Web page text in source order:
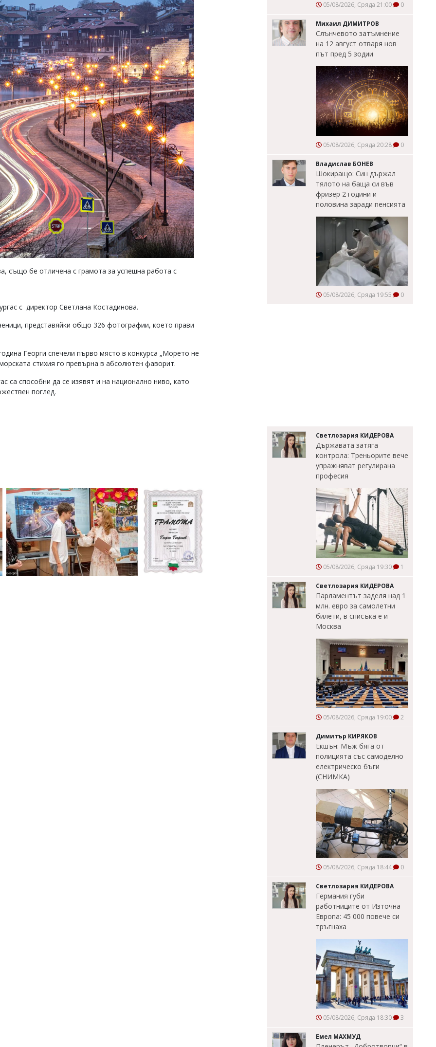
също бе отличена с грамота за успешна работа с
с директор Светлана Костадинова.
представяйки общо 326 фотографии, което прави
Георги спечели първо място в конкурса „Морето не
стихия го превърна в абсолютен фаворит.
са способни да се изявят и на национално ниво, като
поглед.
05/08/2026, Сряда 21:00 0
Михаил ДИМИТРОВ
Слънчевото затъмнение
на 12 август отваря нов
път пред 5 зодии
05/08/2026, Сряда 20:28 0
Владислав БОНЕВ
Шокиращо: Син държал
тялото на баща си във
фризер 2 години и
половина заради пенсията
05/08/2026, Сряда 19:55 0
Светлозария КИДЕРОВА
Държавата затяга
контрола: Треньорите вече
упражняват регулирана
професия
05/08/2026, Сряда 19:30 1
Светлозария КИДЕРОВА
Парламентът заделя над 1
млн. евро за самолетни
билети, в списъка е и
Москва
05/08/2026, Сряда 19:00 2
Димитър КИРЯКОВ
Екшън: Мъж бяга от
полицията със самоделно
електрическо бъги
(СНИМКА)
05/08/2026, Сряда 18:44 0
Светлозария КИДЕРОВА
Германия губи
работниците от Източна
Европа: 45 000 повече си
тръгнаха
05/08/2026, Сряда 18:30 3
Емел МАХМУД